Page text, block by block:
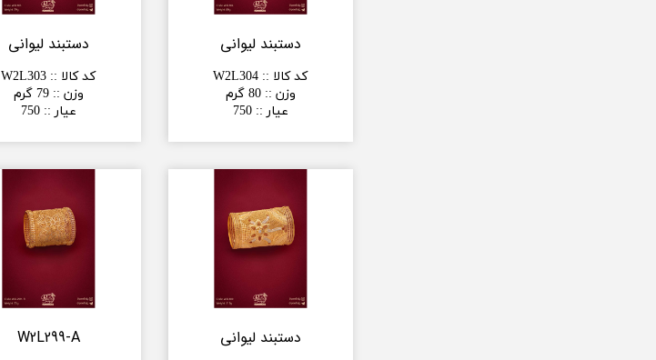
دستبند لیوانی
کد کالا ::
W2L304
وزن ::80 گرم
عیار ::
750
دستبند لیوانی
کد کالا ::
W2L303
وزن ::79 گرم
عیار ::
750
دستبند لیوانی W2L299-A